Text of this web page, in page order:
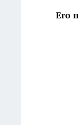
Его